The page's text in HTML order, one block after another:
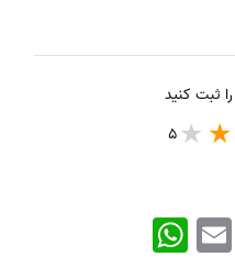
ثبت کنید
5
WhatsApp Email